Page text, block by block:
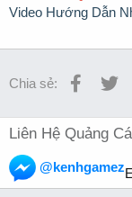
Video Hướng Dẫn
Chia sẻ:
Liên Hệ Quảng
@kenhgamez